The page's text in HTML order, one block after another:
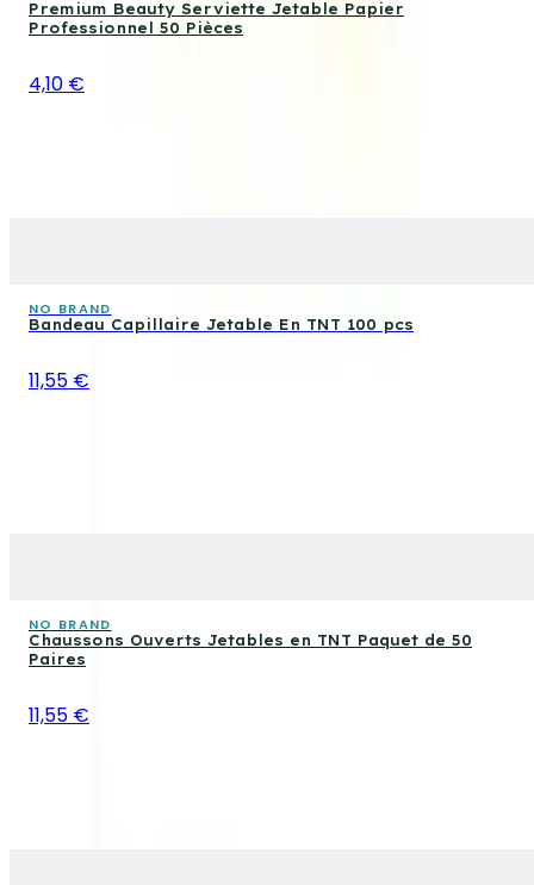
Premium Beauty Serviette Jetable Papier
Professionnel 50 Pièces
4,10 €
NO BRAND
Bandeau Capillaire Jetable En TNT 100 pcs
11,55 €
NO BRAND
Chaussons Ouverts Jetables en TNT Paquet de 50
Paires
11,55 €